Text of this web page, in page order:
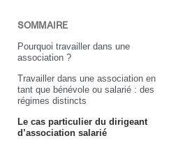
SOMMAIRE
Pourquoi travailler dans une
association ?
Travailler dans une association en
tant que bénévole ou salarié : des
régimes distincts
Le cas particulier du dirigeant
d’association salarié